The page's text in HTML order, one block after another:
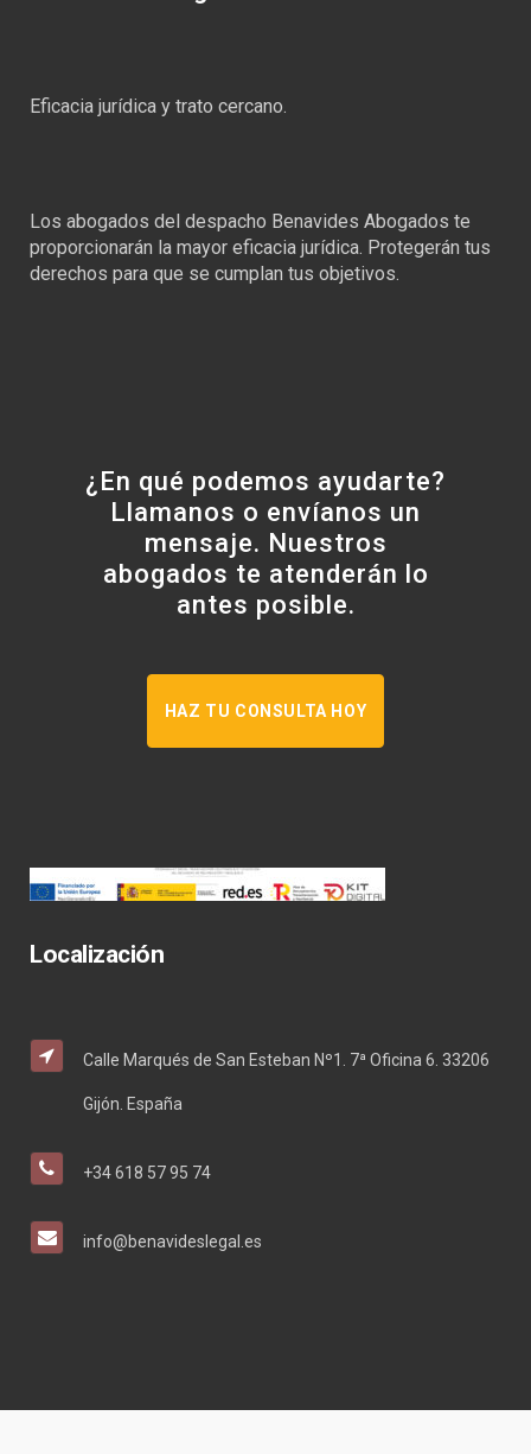
Eficacia jurídica y trato cercano.
Los abogados del despacho Benavides Abogados te
proporcionarán la mayor eficacia jurídica. Protegerán tus
derechos para que se cumplan tus objetivos.
¿En qué podemos ayudarte?
Llamanos o envíanos un
mensaje. Nuestros
abogados te atenderán lo
antes posible.
HAZ TU CONSULTA HOY
Localización
Calle Marqués de San Esteban Nº1. 7ª Oficina 6. 33206
Gijón. España
+34 618 57 95 74
info@benavideslegal.es